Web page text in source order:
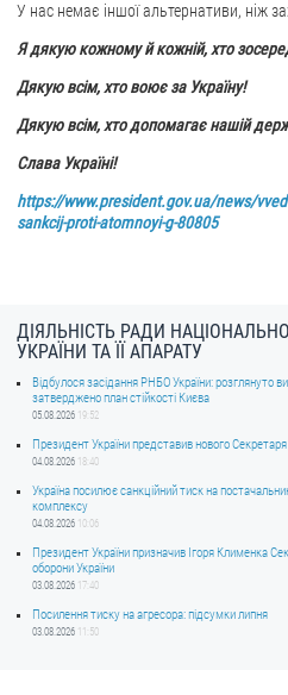
У нас немає іншої альтернативи, ніж
Я дякую кожному й кожній, хто
Дякую всім, хто воює за Україну!
Дякую всім, хто допомагає нашій
Слава Україні!
https://www.president.gov.ua/news/
sankcij-proti-atomnoyi-g-80805
ДІЯЛЬНІСТЬ РАДИ
УКРАЇНИ ТА ЇЇ АПАРАТУ
Відбулося засідання РНБО України: розглянуто
затверджено план стійкості Києва
05.08.2026 19:52
Президент України представив нового
04.08.2026 18:40
Україна посилює санкційний тиск на
комплексу
04.08.2026 10:06
Президент України призначив Ігоря Клименка
оборони України
03.08.2026 17:40
Посилення тиску на агресора: підсумки липня
03.08.2026 11:50